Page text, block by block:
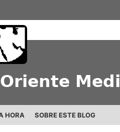
HORA SOBRE ESTE BLOG